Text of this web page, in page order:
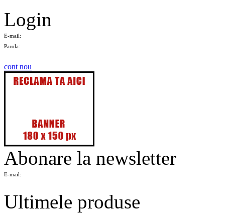
Login
E-mail:
Parola:
cont nou
Abonare la newsletter
E-mail:
Ultimele produse